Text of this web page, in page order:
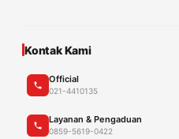
Kontak Kami
Official
021-4410135
Layanan & Pengaduan
0859-5619-0422